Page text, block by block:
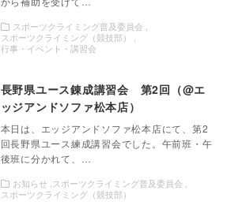
スポーツクライミング普及委員会
スポーツクライミング（競技部）
行事・イベント・講習会
長野県ユース錬成講習会 第2回（@エ
ッジアンドソファ松本店）
本日は、エッジアンドソファ松本店にて、第2
回長野県ユース練成講習会でした。午前班・午
後班に分かれて、…
お知らせ スポーツクライミング普及委員会
スポーツクライミング（競技部）